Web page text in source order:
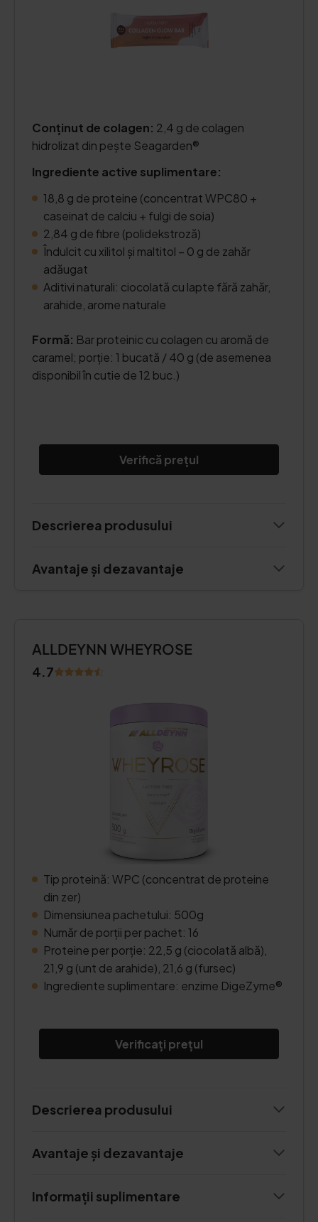
Conținut de colagen: 2,4 g de colagen
hidrolizat din pește Seagarden®
Ingrediente active suplimentare:
18,8 g de proteine (concentrat WPC80 +
caseinat de calciu + fulgi de soia)
2,84 g de fibre (polidekstroză)
Îndulcit cu xilitol și maltitol – 0 g de zahăr
adăugat
Aditivi naturali: ciocolată cu lapte fără zahăr,
arahide, arome naturale
Formă: Bar proteinic cu colagen cu aromă de
caramel; porție: 1 bucată / 40 g (de asemenea
disponibil în cutie de 12 buc.)
Verifică prețul
Descrierea produsului
Avantaje și dezavantaje
ALLDEYNN WHEYROSE
4.7
Tip proteină: WPC (concentrat de proteine
din zer)
Dimensiunea pachetului: 500g
Număr de porții per pachet: 16
Proteine per porție: 22,5 g (ciocolată albă),
21,9 g (unt de arahide), 21,6 g (fursec)
Ingrediente suplimentare: enzime DigeZyme®
Verificați prețul
Descrierea produsului
Avantaje și dezavantaje
Informații suplimentare